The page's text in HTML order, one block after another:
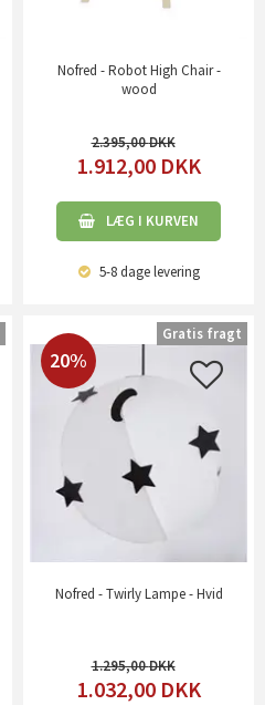
Nofred - Robot High Chair -
wood
2.395,00
1.912,00 DKK
LÆG I KURVEN
5-8 dagelevering
20%
Nofred - Twirly Lampe - Hvid
1.295,00
1.032,00 DKK
Gratis fragt